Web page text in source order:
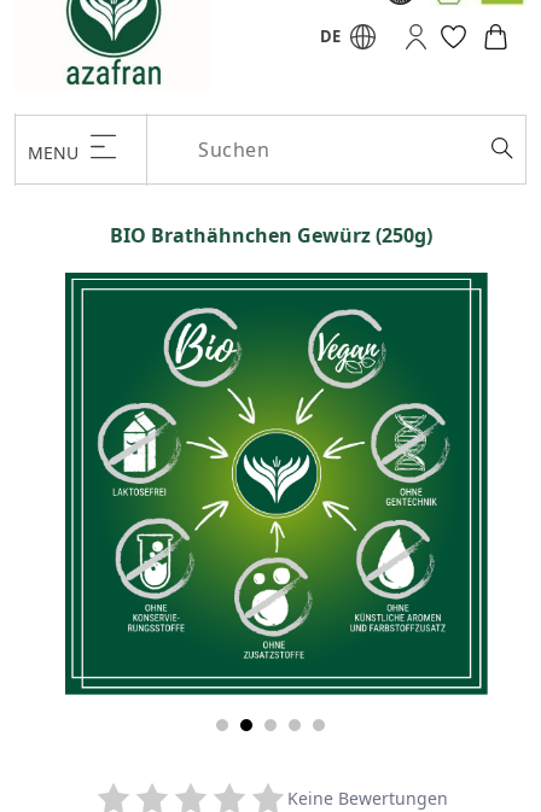
DE
MENU
BIO Brathähnchen Gewürz (250g)
Keine Bewertungen